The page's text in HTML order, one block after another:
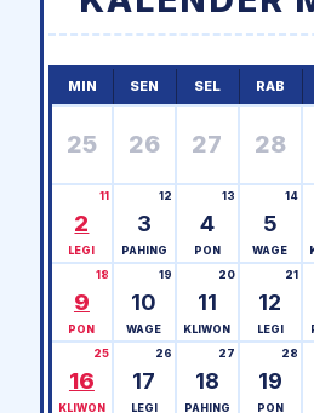
MIN SEN SEL RAB
25 26 27 28
2
11
LEGI
3
12
PAHING
4
13
PON
5
14
WAGE
9
18
PON
10
19
WAGE
11
20
KLIWON
12
21
LEGI
16
25
KLIWON
17
26
LEGI
18
27
PAHING
19
28
PON